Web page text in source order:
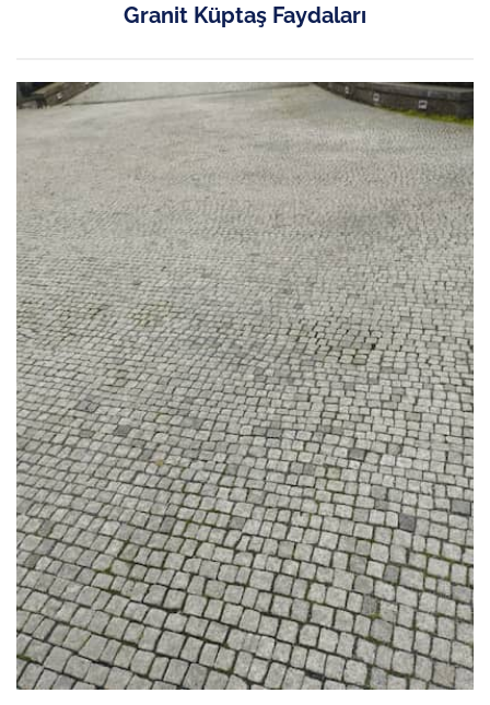
Granit Küptaş Faydaları